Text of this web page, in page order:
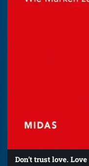
Don’t trust love.